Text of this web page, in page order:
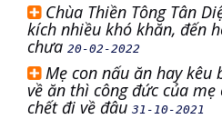
Chùa Thiền Tông Tân
kích nhiều khó khăn, đến
chưa 20-02-2022
Mẹ con nấu ăn hay kêu
về ăn thì công đức của
chết đi về đâu 31-10-2021